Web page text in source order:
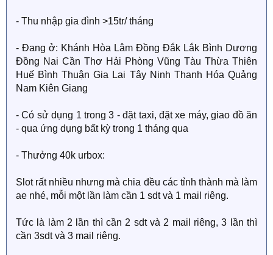
- Thu nhập gia đình >15tr/ tháng
- Đang ở: Khánh Hòa Lâm Đồng Đắk Lắk Bình Dương
Đồng Nai Cần Thơ Hải Phòng Vũng Tàu Thừa Thiên
Huế Bình Thuận Gia Lai Tây Ninh Thanh Hóa Quảng
Nam Kiên Giang
- Có sử dụng 1 trong 3 - đặt taxi, đặt xe máy, giao đồ ăn
- qua ứng dụng bất kỳ trong 1 tháng qua
- Thưởng 40k urbox:
Slot rất nhiều nhưng mà chia đều các tỉnh thành mà làm
ae nhé, mỗi một lần làm cần 1 sdt và 1 mail riêng.
Tức là làm 2 lần thì cần 2 sdt và 2 mail riêng, 3 lần thì
cần 3sdt và 3 mail riêng.